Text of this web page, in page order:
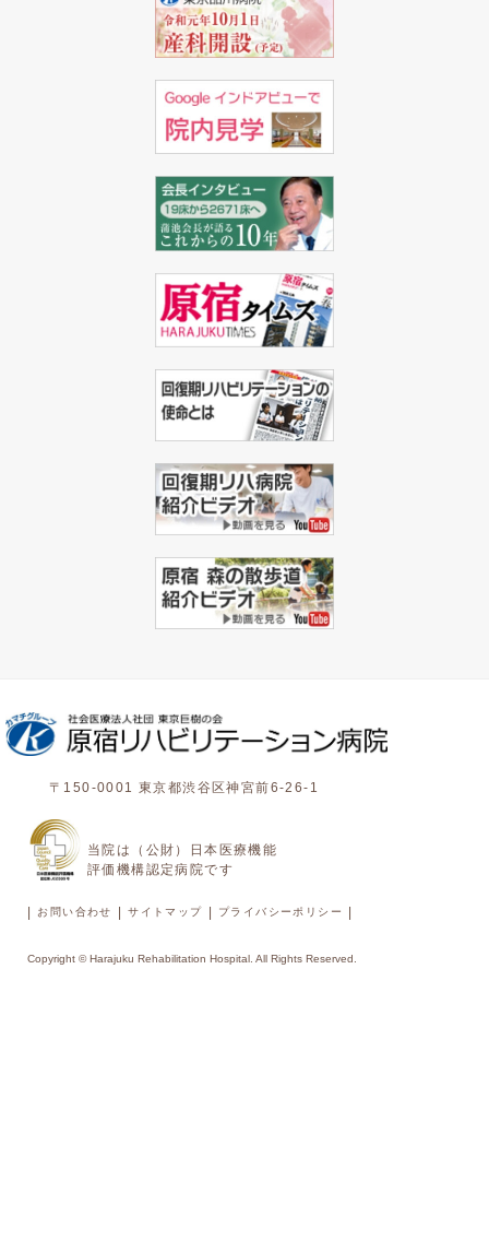
〒150-0001 東京都渋谷区神宮前6-26-1
当院は（公財）日本医療機能
評価機構認定病院です
| お問い合わせ | サイトマップ | プライバシーポリシー |
Copyright © Harajuku Rehabilitation Hospital. All Rights Reserved.